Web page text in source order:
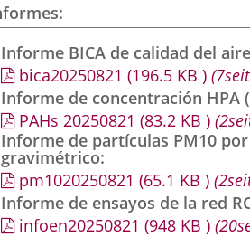
Informe BICA de calidad del aire
bica20250821 (196.5 KB )
Informe de concentración HPA
PAHs 20250821 (83.2 KB )
Informe de partículas PM10
gravimétrico
pm1020250821 (65.1 KB )
Informe de ensayos de la red
infoen20250821 (948 KB )